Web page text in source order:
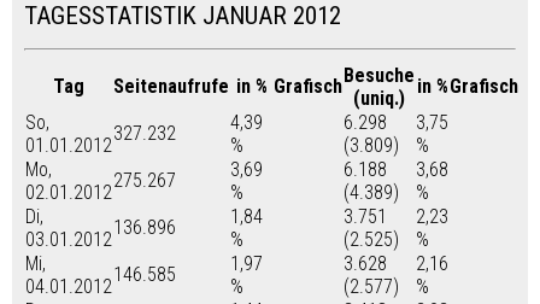
TAGESSTATISTIK JANUAR 2012
Tag Seitenaufrufe in % GrafischBesuche
(uniq.)
in %Grafisch
So,
01.01.2012
327.232
4,39
%
6.298
(3.809)
3,75
%
Mo,
02.01.2012
275.267
3,69
%
6.188
(4.389)
3,68
%
Di,
03.01.2012
136.896
1,84
%
3.751
(2.525)
2,23
%
Mi,
04.01.2012
146.585
1,97
%
3.628
(2.577)
2,16
%